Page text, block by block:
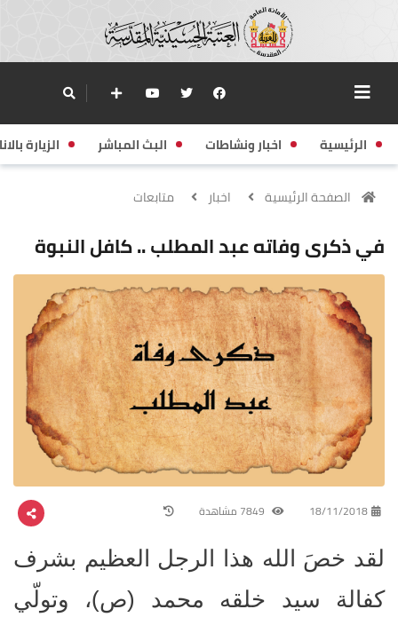
الرئيسية اخبار ونشاطات البث المباشر الزيارة
الصفحة الرئيسية اخبار متابعات
في ذكرى وفاته عبد المطلب .. كافل النبوة
18/11/2018
لقد خصَ الله هذا الرجل العظيم بشرف
كفالة سيد خلقه محمد (ص)، وتولّي